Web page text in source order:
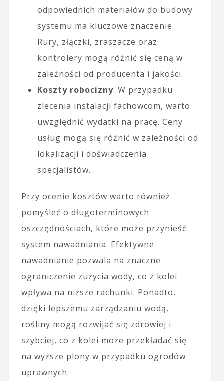
odpowiednich materiałów do budowy
systemu ma kluczowe znaczenie.
Rury, złączki, zraszacze oraz
kontrolery mogą różnić się ceną w
zależności od producenta i jakości.
Koszty robocizny: W przypadku
zlecenia instalacji fachowcom, warto
uwzględnić wydatki na pracę. Ceny
usług mogą się różnić w zależności od
lokalizacji i doświadczenia
specjalistów.
Przy ocenie kosztów warto również
pomyśleć o długoterminowych
oszczędnościach, które może przynieść
system nawadniania. Efektywne
nawadnianie pozwala na znaczne
ograniczenie zużycia wody, co z kolei
wpływa na niższe rachunki. Ponadto,
dzięki lepszemu zarządzaniu wodą,
rośliny mogą rozwijać się zdrowiej i
szybciej, co z kolei może przekładać się
na wyższe plony w przypadku ogrodów
uprawnych.